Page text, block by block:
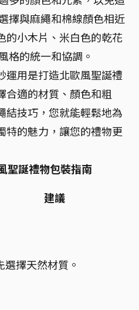
擇與麻繩和棉線顏色相近
的小木片、米白色的乾花
格的統一和協調。
運用是打造北歐風聖誕禮
合適的材質、顏色和粗
結技巧，您就能輕鬆地為
特的魅力，讓您的禮物更
聖誕禮物包裝指南
建議
選擇天然材質。